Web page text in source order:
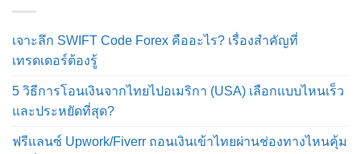
เจาะลึก SWIFT Code Forex คืออะไร? เรื่องสำคัญที่
เทรดเดอร์ต้องรู้
5 วิธีการโอนเงินจากไทยไปอเมริกา (USA) เลือกแบบไหนเร็ว
และประหยัดที่สุด?
ฟรีแลนซ์ Upwork/Fiverr ถอนเงินเข้าไทยผ่านช่องทางไหนคุ้ม